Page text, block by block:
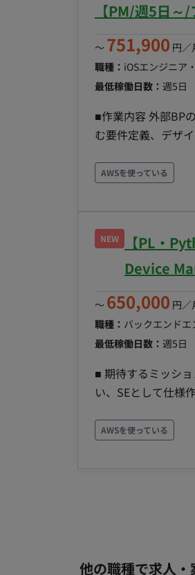
理ツール等 ■チーム体制 元請：4名（全体統括） 上位ベンダー：7名（現行体制） 今回の増員枠：
じて週1〜2回程度のハイブリッ
09：00～18：00 コ
頃（以降、長期継続の可能性あり） ■案件の魅力 ・キ
アップしたい方に
政基盤を支える国
ため、安定して長
【PM/週5日
〜 751,900 円／
職種： iOSエンジニア
最低稼働日数： 週5日
■作業内容 外部BP
む要件定義、デザ
連の知識がある方
また、状況に応じ
り）
AWSを使っている
NEW
【PL・
Device
〜 650,000 円／
職種： バックエンドエ
最低稼働日数： 週5日
■ 期待するミッシ
い、SEとして仕様
Python(FastAPI)/
AWSを使っている
他の職種で求人・